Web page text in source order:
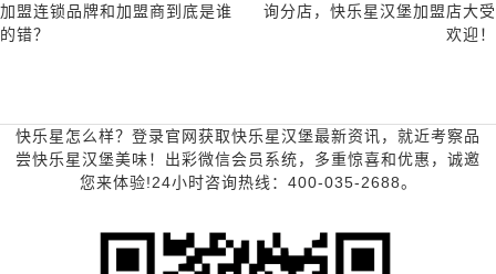
加盟连锁品牌和加盟商到底是谁
的错？
询分店，快乐星汉堡加盟店大受
欢迎！
快乐星怎么样？登录官网获取快乐星汉堡最新资讯，就近考察品
尝快乐星汉堡美味！出彩微信会员系统，多重惊喜和优惠，诚邀
您来体验!24小时咨询热线：400-035-2688。